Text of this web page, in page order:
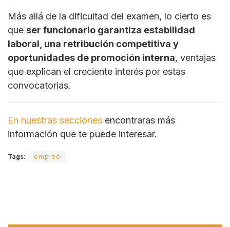
Más allá de la dificultad del examen, lo cierto es
que ser funcionario garantiza estabilidad
laboral, una retribución competitiva y
oportunidades de promoción interna, ventajas
que explican el creciente interés por estas
convocatorias.
En nuestras secciones encontraras más
información que te puede interesar.
Tags: empleo